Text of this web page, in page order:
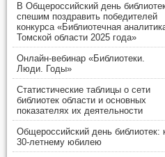
В Общероссийский день
спешим поздравить победителей
конкурса «Библиотечная
Томской области 2025 года»
Онлайн-вебинар «Библиотеки.
Люди. Годы»
Статистические таблицы о сети
библиотек области и основных
показателях их деятельности
Общероссийский день библиотек:
30-летнему юбилею